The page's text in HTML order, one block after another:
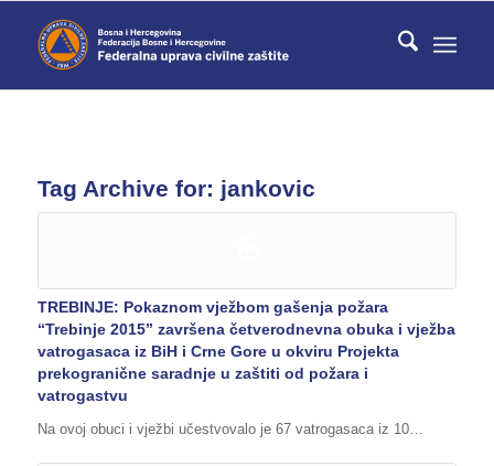
Tag Archive for: jankovic
TREBINJE: Pokaznom vježbom gašenja požara
“Trebinje 2015” završena četverodnevna obuka i vježba
vatrogasaca iz BiH i Crne Gore u okviru Projekta
prekogranične saradnje u zaštiti od požara i
vatrogastvu
Na ovoj obuci i vježbi učestvovalo je 67 vatrogasaca iz 10…